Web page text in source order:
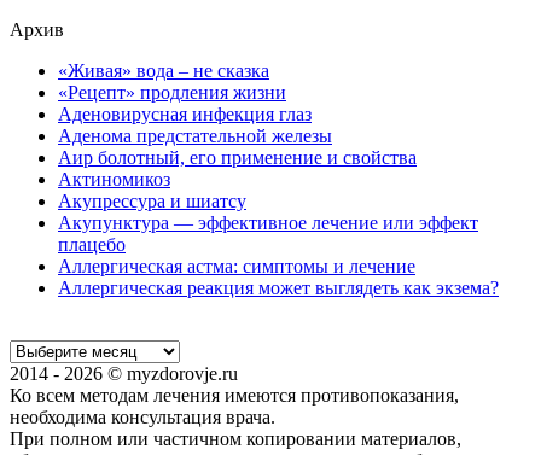
Архив
«Живая» вода – не сказка
«Рецепт» продления жизни
Аденовирусная инфекция глаз
Аденома предстательной железы
Аир болотный, его применение и свойства
Актиномикоз
Акупрессура и шиатсу
Акупунктура — эффективное лечение или эффект
плацебо
Аллергическая астма: симптомы и лечение
Аллергическая реакция может выглядеть как экзема?
2014 - 2026 © myzdorovje.ru
Ко всем методам лечения имеются противопоказания,
необходима консультация врача.
При полном или частичном копировании материалов,